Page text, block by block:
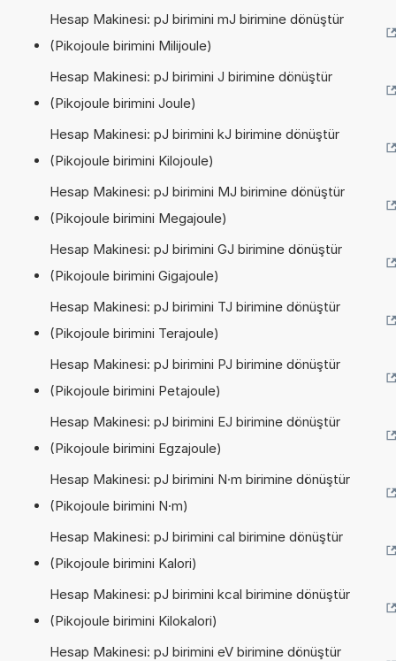
Hesap Makinesi: pJ birimini mJ birimine dönüştür
(Pikojoule birimini Milijoule)
Hesap Makinesi: pJ birimini J birimine dönüştür
(Pikojoule birimini Joule)
Hesap Makinesi: pJ birimini kJ birimine dönüştür
(Pikojoule birimini Kilojoule)
Hesap Makinesi: pJ birimini MJ birimine dönüştür
(Pikojoule birimini Megajoule)
Hesap Makinesi: pJ birimini GJ birimine dönüştür
(Pikojoule birimini Gigajoule)
Hesap Makinesi: pJ birimini TJ birimine dönüştür
(Pikojoule birimini Terajoule)
Hesap Makinesi: pJ birimini PJ birimine dönüştür
(Pikojoule birimini Petajoule)
Hesap Makinesi: pJ birimini EJ birimine dönüştür
(Pikojoule birimini Egzajoule)
Hesap Makinesi: pJ birimini N·m birimine dönüştür
(Pikojoule birimini N·m)
Hesap Makinesi: pJ birimini cal birimine dönüştür
(Pikojoule birimini Kalori)
Hesap Makinesi: pJ birimini kcal birimine dönüştür
(Pikojoule birimini Kilokalori)
Hesap Makinesi: pJ birimini eV birimine dönüştür